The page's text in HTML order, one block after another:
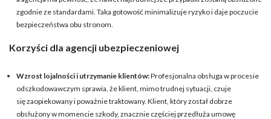
zgodnie ze standardami. Taka gotowość minimalizuje ryzyko i daje poczucie
bezpieczeństwa obu stronom.
Korzyści dla agencji ubezpieczeniowej
Wzrost lojalności i utrzymanie klientów:Profesjonalna obsługa w procesie
odszkodowawczym sprawia, że klient, mimo trudnej sytuacji, czuje
się zaopiekowany i poważnie traktowany. Klient, który został dobrze
obsłużony w momencie szkody, znacznie częściej przedłuża umowę